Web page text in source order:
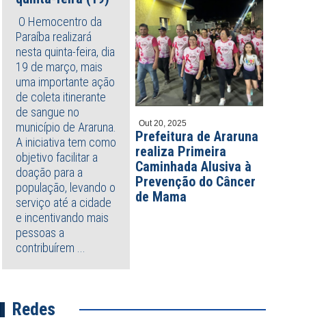
O Hemocentro da
Paraíba realizará
nesta quinta-feira, dia
19 de março, mais
uma importante ação
de coleta itinerante
de sangue no
município de Araruna.
A iniciativa tem como
objetivo facilitar a
doação para a
população, levando o
serviço até a cidade
e incentivando mais
pessoas a
contribuírem ...
Out 20, 2025
Prefeitura de Araruna
realiza Primeira
Caminhada Alusiva à
Prevenção do Câncer
de Mama
Redes